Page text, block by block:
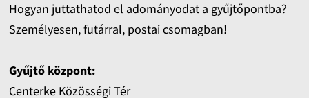
Hogyan juttathatod el adományodat a gyűjtőpontba?
Személyesen, futárral, postai csomagban!
Gyűjtő központ:
Centerke Közösségi Tér